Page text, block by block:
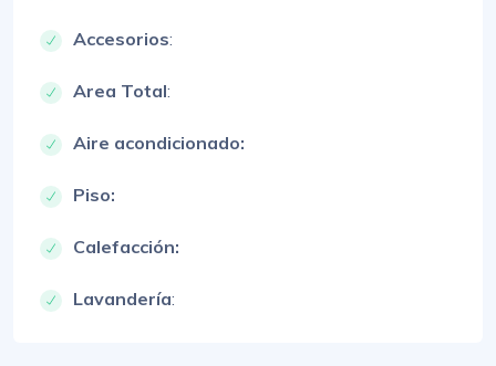
Accesorios:
Area Total:
Aire acondicionado:
Piso:
Calefacción:
Lavandería: